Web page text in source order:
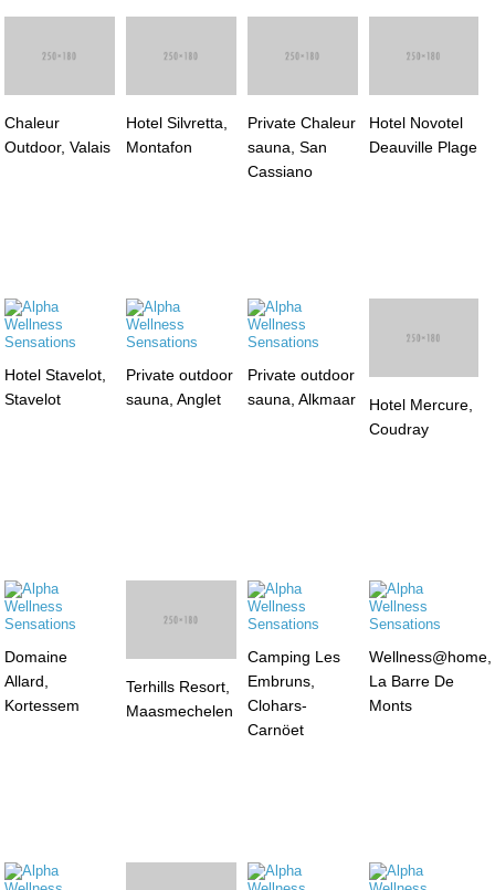
Chaleur
Outdoor, Valais
Hotel Silvretta,
Montafon
Private Chaleur
sauna, San
Cassiano
Hotel Novotel
Deauville Plage
Hotel Stavelot,
Stavelot
Private outdoor
sauna, Anglet
Private outdoor
sauna, Alkmaar
Hotel Mercure,
Coudray
Domaine
Allard,
Kortessem
Terhills Resort,
Maasmechelen
Camping Les
Embruns,
Clohars-
Carnöet
Wellness@home,
La Barre De
Monts